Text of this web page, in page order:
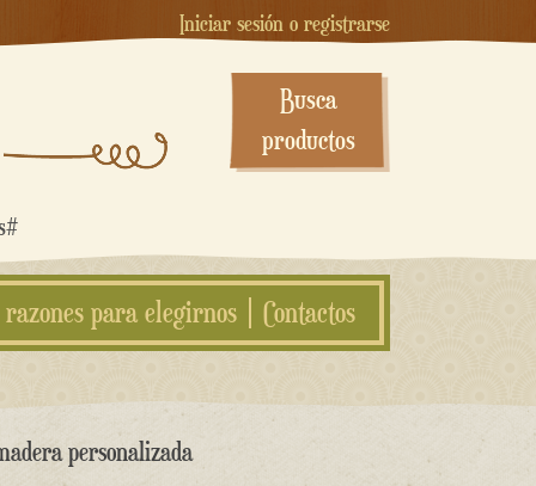
Iniciar sesión o registrarse
Busca
productos
razones para elegirnos Contactos
personalizada